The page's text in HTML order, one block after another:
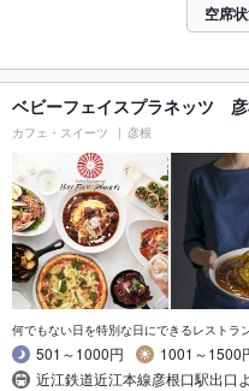
空席
ベビーフェイスプラネッツ
カフェ・スイーツ 彦根
何でもない日を特別な日にできるレストラ
501～1000円
1001～1500
近江鉄道近江本線彦根口駅出口